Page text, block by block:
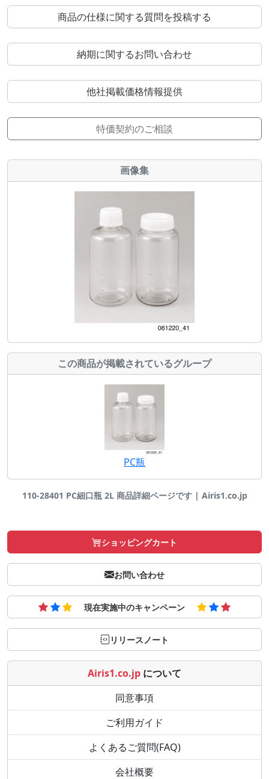
商品の仕様に関する質問を投稿する
納期に関するお問い合わせ
他社掲載価格情報提供
特価契約のご相談
画像集
この商品が掲載されているグループ
PC瓶
110-28401 PC細口瓶 2L 商品詳細ページです | Airis1.co.jp
ショッピングカート
お問い合わせ
現在実施中のキャンペーン
リリースノート
Airis1.co.jp について
同意事項
ご利用ガイド
よくあるご質問(FAQ)
会社概要